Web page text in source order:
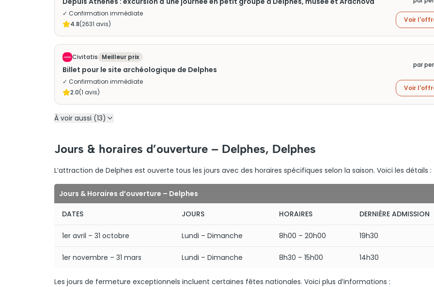
✓ Confirmation immédiate
4.8(2631 avis)
Voir
Civitatis Meilleur prix
Billet pour le site archéologique de Delphes
✓ Confirmation immédiate
2.0(1 avis)
par
Voir
À voir aussi (13)
Jours & horaires d’ouverture – Delphes, Delphes
L’attraction de Delphes est ouverte tous les jours avec des horaires spécifiques selon la saison. Voici les détails :
Jours & Horaires d’ouverture – Delphes
DATES JOURS HORAIRES DERNIÈRE ADMISSION
1er avril – 31 octobre Lundi – Dimanche 8h00 – 20h00 19h30
1er novembre – 31 mars Lundi – Dimanche 8h30 – 15h00 14h30
Les jours de fermeture exceptionnels incluent certaines fêtes nationales. Voici plus d’informations :